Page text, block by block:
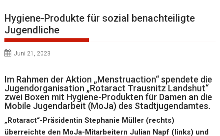
Hygiene-Produkte für sozial benachteiligte
Jugendliche
Juni 21, 2023
Im Rahmen der Aktion „Menstruaction“ spendete die
Jugendorganisation „Rotaract Trausnitz Landshut“
zwei Boxen mit Hygiene-Produkten für Damen an die
Mobile Jugendarbeit (MoJa) des Stadtjugendamtes.
„Rotaract“-Präsidentin Stephanie Müller (rechts)
überreichte den MoJa-Mitarbeitern Julian Napf (links) und